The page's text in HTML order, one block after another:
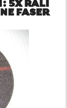
5X RALI
FASER